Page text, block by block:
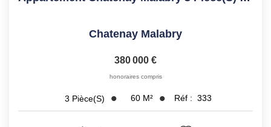
Chatenay Malabry
380 000 €
honoraires compris
3 Pièce(s) 60 M² Réf : 333